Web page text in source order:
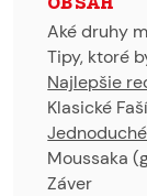
Aké druhy
Tipy, ktoré
Najlepšie
Klasické
Moussaka
Záver